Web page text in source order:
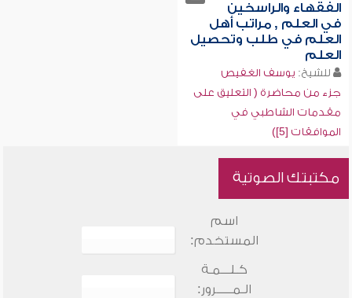
الفقهاء والراسخين
في العلم , مراتب أهل
العلم في طلب وتحصيل
العلم
للشيخ: يوسف الغفيص
جزء من محاضرة ( التعليق على
مقدمات الشاطبي في
الموافقات [5])
مكتبتك الصوتية
اسم
المستخدم:
كـلـــمـة
الـمـــــرور: